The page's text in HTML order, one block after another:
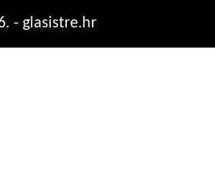
- glasistre.hr